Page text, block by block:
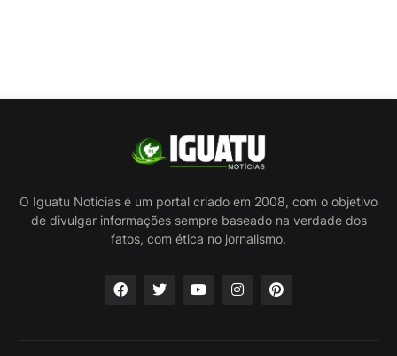
O Iguatu Noticias é um portal criado em 2008, com o objetivo
de divulgar informações sempre baseado na verdade dos
fatos, com ética no jornalismo.